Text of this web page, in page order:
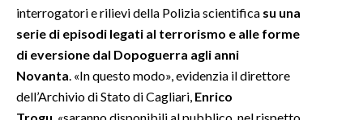
interrogatori e rilievi della Polizia scientifica su una
serie di episodi legati al terrorismo e alle forme
di eversione dal Dopoguerra agli anni
Novanta . «In questo modo», evidenzia il direttore
dell’Archivio di Stato di Cagliari, Enrico